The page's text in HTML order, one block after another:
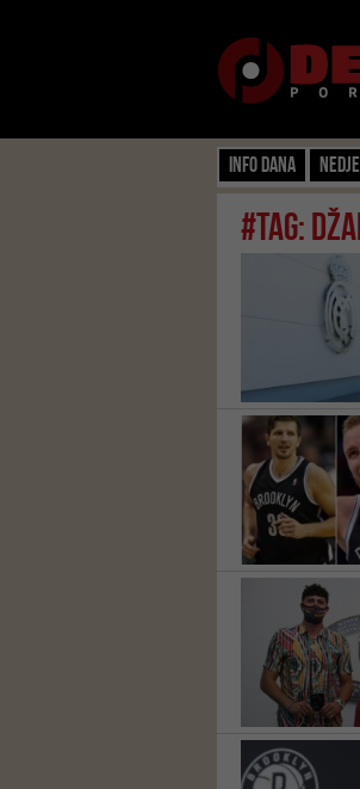
Info dana
#tag: